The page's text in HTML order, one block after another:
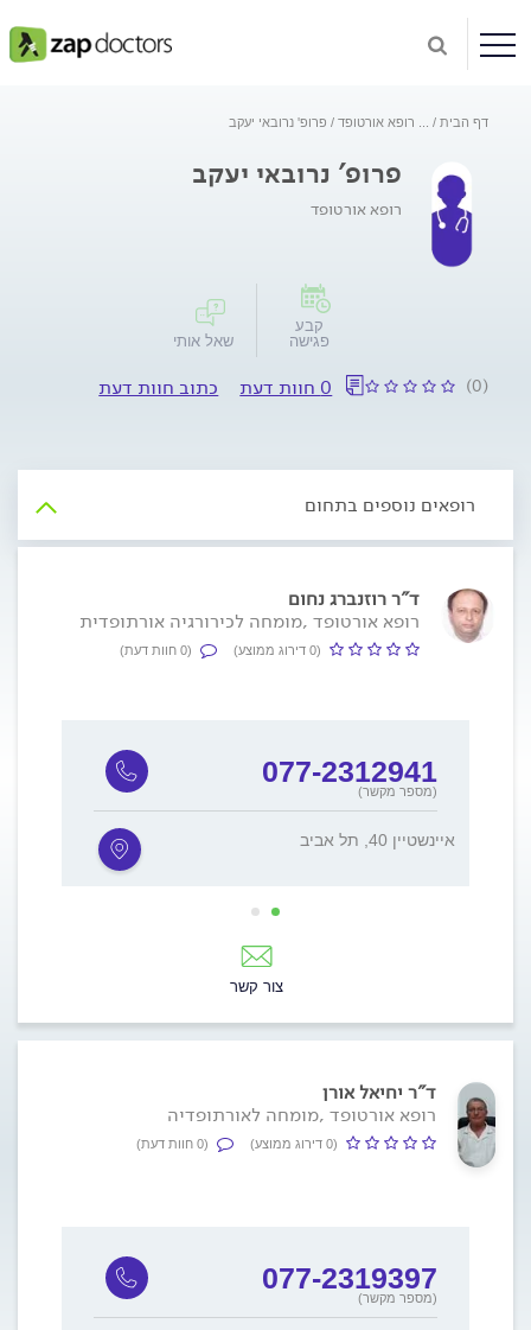
דף הבית רופא אורטופד פרופ' נרובאי יעקב
פרופ' נרובאי יעקב
רופא אורטופד
קבע
פגישה
שאל אותי
(0) 0 חוות דעת כתוב חוות דעת
רופאים נוספים בתחום
ד"ר רוזנברג נחום
רופא אורטופד ,מומחה לכירורגיה אורתופדית
(0 דירוג ממוצע) (0 חוות דעת)
077-2312941
(מספר מקשר)
איינשטיין 40, תל אביב
צור קשר
ד"ר יחיאל אורן
רופא אורטופד ,מומחה לאורתופדיה
(0 דירוג ממוצע) (0 חוות דעת)
077-2319397
(מספר מקשר)